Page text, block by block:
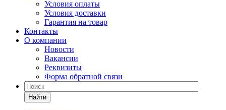
Условия оплаты
Условия доставки
Гарантия на товар
Контакты
О компании
Новости
Вакансии
Реквизиты
Форма обратной связи
Найти